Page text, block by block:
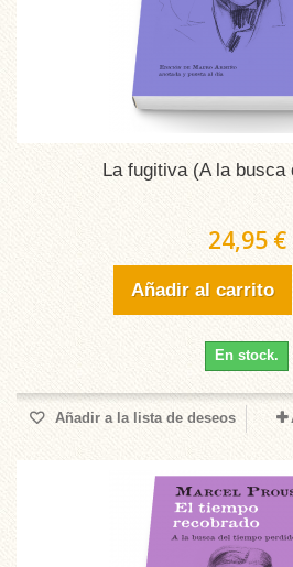
La fugitiva (A la busca
24,95 €
Añadir al carrito
En stock.
Añadir a la lista de deseos